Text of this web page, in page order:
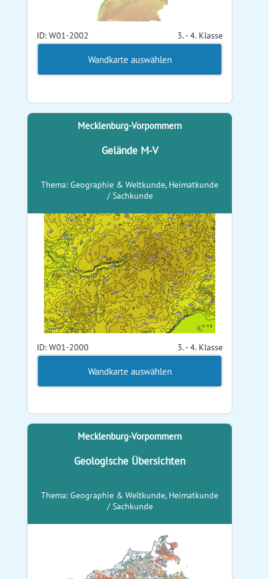
ID: W01-2002 3. - 4. Klasse
Wandkarte auswählen
Mecklenburg-Vorpommern
Gelände M-V
Thema: Geographie & Weltkunde, Heimatkunde
/ Sachkunde
ID: W01-2000 3. - 4. Klasse
Wandkarte auswählen
Mecklenburg-Vorpommern
Geologische Übersichten
Thema: Geographie & Weltkunde, Heimatkunde
/ Sachkunde